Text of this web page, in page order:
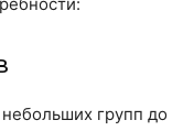
групп до